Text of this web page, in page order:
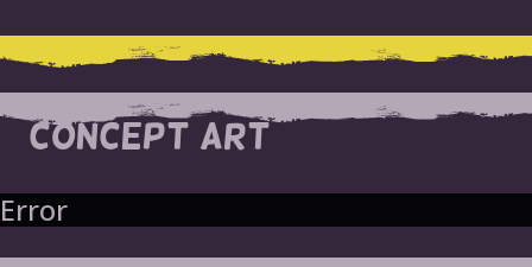
CONCEPT ART
Error